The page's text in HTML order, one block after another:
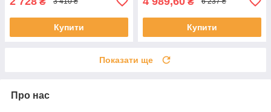
Купити Купити
Показати ще
Про нас